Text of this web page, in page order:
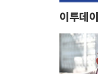
이투데이